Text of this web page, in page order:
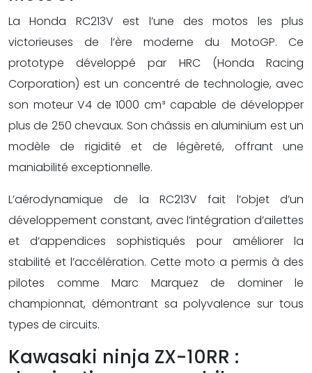
La Honda RC213V est l’une des motos les plus
victorieuses de l’ère moderne du MotoGP. Ce
prototype développé par HRC (Honda Racing
Corporation) est un concentré de technologie, avec
son moteur V4 de 1000 cm³ capable de développer
plus de 250 chevaux. Son châssis en aluminium est un
modèle de rigidité et de légèreté, offrant une
maniabilité exceptionnelle.
L’aérodynamique de la RC213V fait l’objet d’un
développement constant, avec l’intégration d’ailettes
et d’appendices sophistiqués pour améliorer la
stabilité et l’accélération. Cette moto a permis à des
pilotes comme Marc Marquez de dominer le
championnat, démontrant sa polyvalence sur tous
types de circuits.
Kawasaki ninja ZX-10RR :